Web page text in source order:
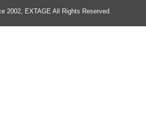
2002, EXTAGE All Rights Reserved.